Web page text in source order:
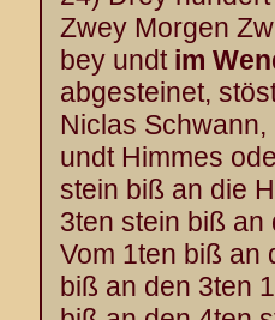
Zwey Morgen
bey undt im
abgesteinet,
Niclas
undt Himmes
stein biß an die
3ten stein biß an
Vom 1ten biß an
biß an den 3ten